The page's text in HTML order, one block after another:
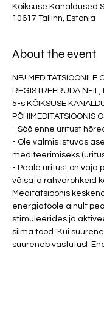
Kõiksuse Kanaldused
10617 Tallinn, Estonia
About the event
NB! MEDITATSIOONILE
REGISTREERUDA NEIL,
5-s KÕIKSUSE
PÕHIMEDITATSIOONIS
- Söö enne üritust
- Ole valmis istuvas
mediteerimiseks
- Peale üritust on vaja
väisata rahvarohkeid
Meditatsioonis
energiatööle ainult
stimuleerides ja
silma tööd. Kui
suureneb vastutus!